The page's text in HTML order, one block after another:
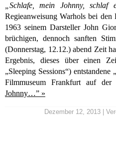
„Schlafe, mein Johnny, schlaf
Regieanweisung Warhols bei
1963 seinem Darsteller John
brüchigen, dennoch sanften
(Donnerstag, 12.12.) abend Zeit
Ergebnis, dieses über einen
„Sleeping Sessions“)
Filmmuseum Frankfurt auf
Johnny…” »
Dezember 12, 2013 |